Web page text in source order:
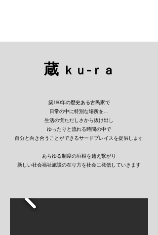
蔵 ｋｕ-ｒａ
築180年の歴史ある古民家で
日常の中に特別な場所を…
生活の慌ただしさから抜け出し
ゆったりと流れる時間の中で
自分と向き合うことができるサードプレイスを提供します
あらゆる制度の垣根を越え繋がり
新しい社会福祉施設の在り方を社会に発信していきます